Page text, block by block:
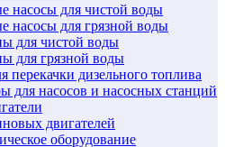
насосы для чистой воды
насосы для грязной воды
для чистой воды
для грязной воды
перекачки дизельного топлива
для насосов и насосных станций
двигателей
оборудование